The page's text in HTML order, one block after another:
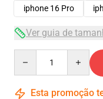
iphone 16 Pro
Ver guia de
Esta promoção